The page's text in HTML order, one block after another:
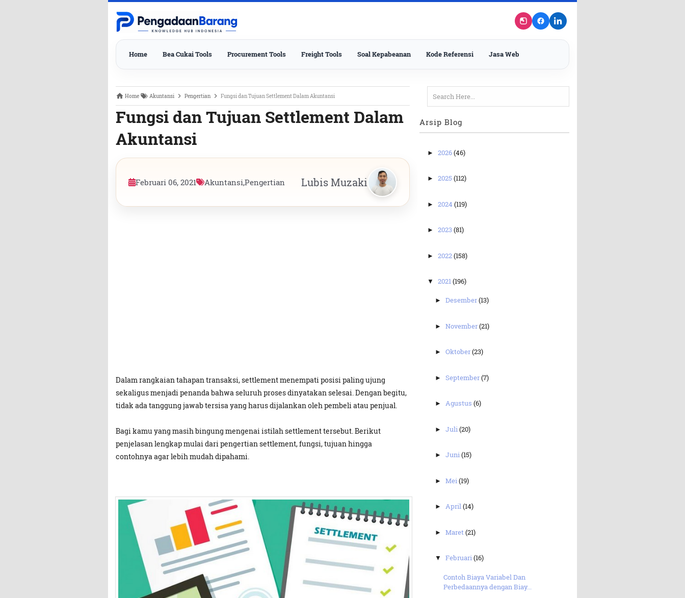
Home Bea Cukai Tools Procurement Tools Freight Tools Soal Kepabeanan Kode Referensi Jasa Web
Home Akuntansi Pengertian Fungsi dan Tujuan Settlement Dalam Akuntansi
Fungsi dan Tujuan Settlement Dalam
Akuntansi
Februari 06, 2021 Akuntansi,Pengertian Lubis Muzaki
Dalam rangkaian tahapan transaksi, settlement menempati posisi paling ujung
sekaligus menjadi penanda bahwa seluruh proses dinyatakan selesai. Dengan begitu,
tidak ada tanggung jawab tersisa yang harus dijalankan oleh pembeli atau penjual.
Bagi kamu yang masih bingung mengenai istilah settlement tersebut. Berikut
penjelasan lengkap mulai dari pengertian settlement, fungsi, tujuan hingga
contohnya agar lebih mudah dipahami.
Arsip Blog
► 2026(46)
► 2025 (112)
► 2024 (119)
► 2023(81)
► 2022(158)
▼ 2021(196)
►Desember(13)
►November(21)
►Oktober(23)
►September(7)
►Agustus(6)
►Juli(20)
►Juni(15)
►Mei(19)
►April(14)
►Maret(21)
▼Februari(16)
Contoh Biaya Variabel Dan
Perbedaannya dengan Biay...